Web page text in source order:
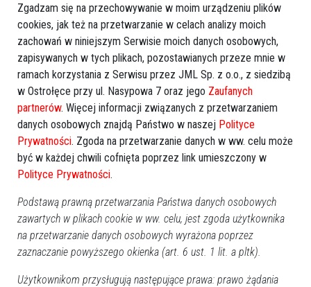
Zgadzam się na przechowywanie w moim urządzeniu plików
cookies, jak też na przetwarzanie w celach analizy moich
zachowań w niniejszym Serwisie moich danych osobowych,
zapisywanych w tych plikach, pozostawianych przeze mnie w
ramach korzystania z Serwisu przez JML Sp. z o.o., z siedzibą
w Ostrołęce przy ul. Nasypowa 7 oraz jego Zaufanych
partnerów. Więcej informacji związanych z przetwarzaniem
danych osobowych znajdą Państwo w naszej Polityce
Prywatności. Zgoda na przetwarzanie danych w ww. celu może
być w każdej chwili cofnięta poprzez link umieszczony w
Polityce Prywatności.
Podstawą prawną przetwarzania Państwa danych osobowych
zawartych w plikach cookie w ww. celu, jest zgoda użytkownika
na przetwarzanie danych osobowych wyrażona poprzez
zaznaczanie powyższego okienka (art. 6 ust. 1 lit. a pltk).
Użytkownikom przysługują następujące prawa: prawo żądania